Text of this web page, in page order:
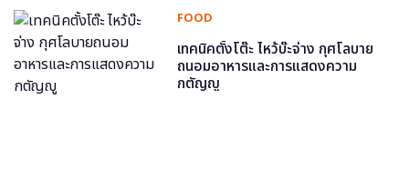
FOOD
เทคนิคตั้งโต๊ะ ไหว้บ๊ะจ่าง กุศโลบาย
ถนอมอาหารและการแสดงความ
กตัญญู